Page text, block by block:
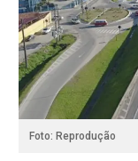
Foto: Reprodução